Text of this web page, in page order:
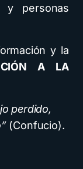
y personas
y la
A LA
perdido,
(Confucio).